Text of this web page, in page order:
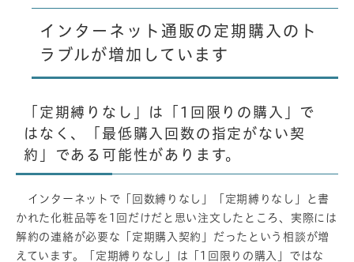
インターネット通販の定期購入のト
ラブルが増加しています
「定期縛りなし」は「1回限りの購入」で
はなく、「最低購入回数の指定がない契
約」である可能性があります。
インターネットで「回数縛りなし」「定期縛りなし」と書
かれた化粧品等を1回だけだと思い注文したところ、実際には
解約の連絡が必要な「定期購入契約」だったという相談が増
えています。「定期縛りなし」は「1回限りの購入」ではな